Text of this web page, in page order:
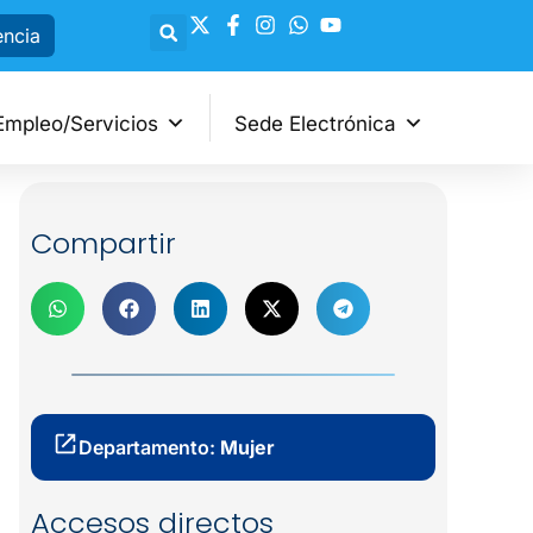
Servicios Sede Electrónica
Compartir
Departamento: Mujer
Accesos directos